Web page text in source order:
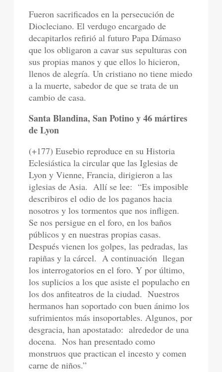
Fueron sacrificados en la persecución de
Diocleciano. El verdugo encargado de
decapitarlos refirió al futuro Papa Dámaso
que los obligaron a cavar sus sepulturas con
sus propias manos y que ellos lo hicieron,
llenos de alegría. Un cristiano no tiene miedo
a la muerte, sabedor de que se trata de un
cambio de casa.
Santa Blandina, San Potino y 46 mártires
de Lyon
(+177) Eusebio reproduce en su Historia
Eclesiástica la circular que las Iglesias de
Lyon y Vienne, Francia, dirigieron a las
iglesias de Asia. Allí se lee: “Es imposible
describiros el odio de los paganos hacia
nosotros y los tormentos que nos infligen.
Se nos persigue en el foro, en los baños
públicos y en nuestras propias casas.
Después vienen los golpes, las pedradas, las
rapiñas y la cárcel. A continuación llegan
los interrogatorios en el foro. Y por último,
los suplicios a los que asiste el populacho en
los dos anfiteatros de la ciudad. Nuestros
hermanos han soportado con buen ánimo los
sufrimientos más insoportables. Algunos, por
desgracia, han apostatado: alrededor de una
docena. Nos han presentado como
monstruos que practican el incesto y comen
carne de niños.”